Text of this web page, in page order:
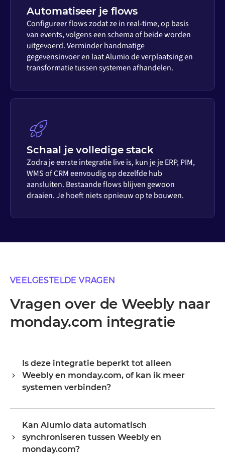
Automatiseer je flows
Configureer flows zodat ze in real-time, op basis
van events, volgens een schema of beide worden
uitgevoerd. Verminder handmatige
gegevensinvoer en laat Alumio de verplaatsing en
transformatie tussen systemen afhandelen.
Schaal je volledige stack
Zodra je eerste integratie live is, kun je je ERP, PIM,
WMS of CRM eenvoudig op dezelfde hub
aansluiten. Bestaande flows blijven gewoon
draaien. Je hoeft niets opnieuw op te bouwen.
VEELGESTELDE VRAGEN
Vragen over de Weebly naar
monday.com integratie
Is deze integratie beperkt tot alleen
Weebly en monday.com, of kan ik meer
systemen verbinden?
verbonden zijn, breid je hetzelfde platform uit naar je
ERP, PIM, WMS, CRM of een ander systeem in je
landschap, waarbij je bestaande configuratie
Kan Alumio data automatisch
synchroniseren tussen Weebly en
monday.com?